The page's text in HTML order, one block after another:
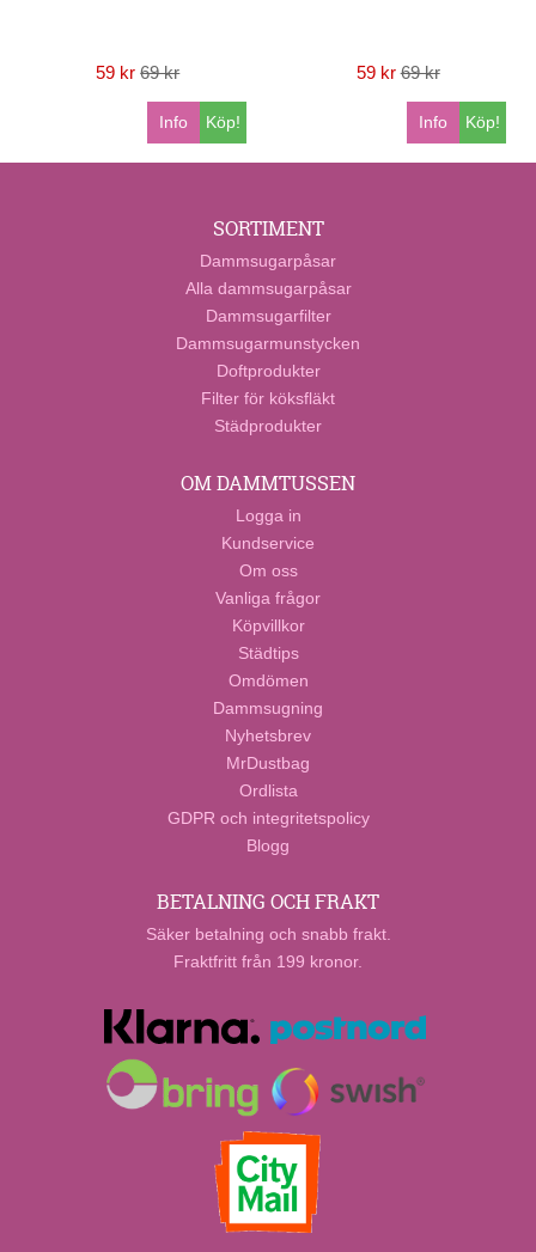
59 kr 69 kr
Köp!
Info
59 kr 69 kr
Köp!
Info
SORTIMENT
Dammsugarpåsar
Alla dammsugarpåsar
Dammsugarfilter
Dammsugarmunstycken
Doftprodukter
Filter för köksfläkt
Städprodukter
OM DAMMTUSSEN
Logga in
Kundservice
Om oss
Vanliga frågor
Köpvillkor
Städtips
Omdömen
Dammsugning
Nyhetsbrev
MrDustbag
Ordlista
GDPR och integritetspolicy
Blogg
BETALNING OCH FRAKT
Säker betalning och snabb frakt.
Fraktfritt från 199 kronor.